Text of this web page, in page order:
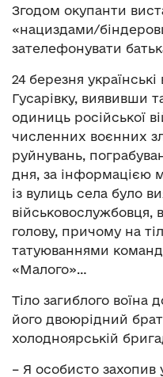
Згодом окупанти
«нациздами/
зателефонувати
24 березня
Гусарівку, виявивши
одиниць російської
численних воєнних
руйнувань,
дня, за інформацією
із вулиць села було
військовослужбовця,
голову, причому на
татуюваннями
«Малого»…
Тіло загиблого воїна
його двоюрідний
холодноярській
– Я особисто захопив